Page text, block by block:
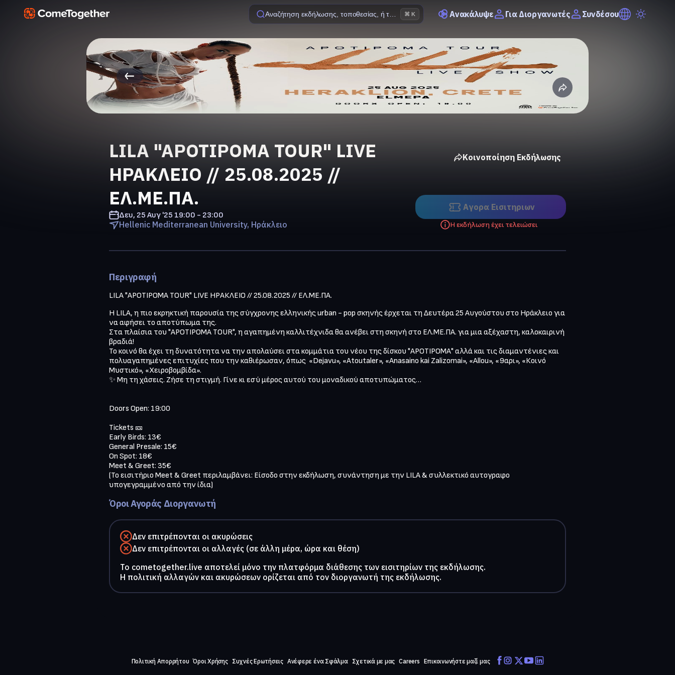
Αναζήτηση εκδήλωσης, τοποθεσίας, ή ταινίας⌘ K Ανακάλυψε Για Διοργανωτές Συνδέσου
LILA "APOTIPOMA TOUR" LIVE
ΗΡΑΚΛΕΙΟ // 25.08.2025 //
ΕΛ.ΜΕ.ΠΑ.
Δευ, 25 Αυγ '25 19:00 - 23:00
Hellenic Mediterranean University, Ηράκλειο
Κοινοποίηση Εκδήλωσης
Αγορα Eισιτηριων
Η εκδήλωση έχει τελειώσει
Περιγραφή
LILA "APOTIPOMA TOUR" LIVE ΗΡΑΚΛΕΙΟ // 25.08.2025 // ΕΛ.ΜΕ.ΠΑ.
Η LILA, η πιο εκρηκτική παρουσία της σύγχρονης ελληνικής urban - pop σκηνής έρχεται τη Δευτέρα 25 Αυγούστου στο Ηράκλειο για
να αφήσει το αποτύπωμα της.
Στα πλαίσια του "APOTIPOMA TOUR", η αγαπημένη καλλιτέχνιδα θα ανέβει στη σκηνή στο ΕΛ.ΜΕ.ΠΑ. για μια αξέχαστη, καλοκαιρινή
βραδιά!
Το κοινό θα έχει τη δυνατότητα να την απολαύσει στα κομμάτια του νέου της δίσκου "APOTIPOMA" αλλά και τις διαμαντένιες και
πολυαγαπημένες επιτυχίες που την καθιέρωσαν, όπως  «Dejavu», «Atoutaler», «Anasaino kai Zalizomai», «Allou», «9αρι», «Κοινό
Μυστικό», «Χειροβομβίδα».
✨ Μη τη χάσεις. Ζήσε τη στιγμή. Γίνε κι εσύ μέρος αυτού του μοναδικού αποτυπώματος…
Doors Open: 19:00
Tickets 🎫
Early Birds: 13€
General Presale: 15€
On Spot: 18€
Meet & Greet: 35€
(Το εισιτήριο Meet & Greet περιλαμβάνει: Είσοδο στην εκδήλωση, συνάντηση με την LILA & συλλεκτικό αυτογραφο
υπογεγραμμένο από την ίδια)
Όροι Αγοράς Διοργανωτή
Δεν επιτρέπονται οι ακυρώσεις
Δεν επιτρέπονται οι αλλαγές (σε άλλη μέρα, ώρα και θέση)
To cometogether.live αποτελεί μόνο την πλατφόρμα διάθεσης των εισιτηρίων της εκδήλωσης.
Η πολιτική αλλαγών και ακυρώσεων ορίζεται από τον διοργανωτή της εκδήλωσης.
Πολιτική Απορρήτου Όροι Χρήσης Συχνές Ερωτήσεις Ανέφερε ένα Σφάλμα Σχετικά με μας Careers Επικοινωνήστε μαζί μας